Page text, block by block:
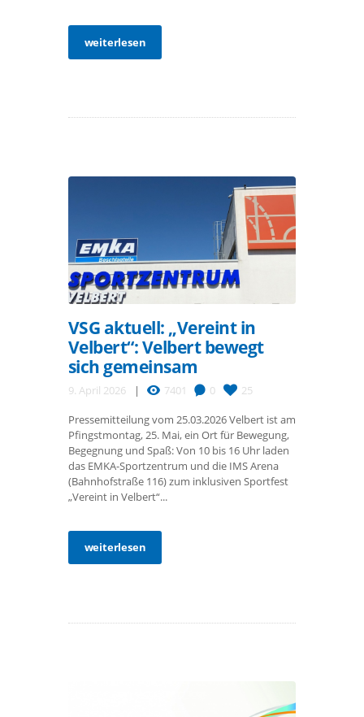
weiterlesen
VSG aktuell: „Vereint in
Velbert“: Velbert bewegt
sich gemeinsam
9. April 2026 7401 0 25
Pressemitteilung vom 25.03.2026 Velbert ist am
Pfingstmontag, 25. Mai, ein Ort für Bewegung,
Begegnung und Spaß: Von 10 bis 16 Uhr laden
das EMKA-Sportzentrum und die IMS Arena
(Bahnhofstraße 116) zum inklusiven Sportfest
„Vereint in Velbert“...
weiterlesen